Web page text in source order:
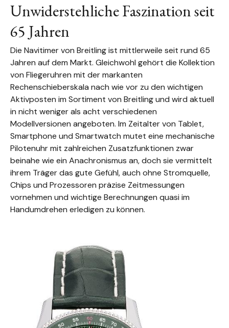
Unwiderstehliche Faszination seit
65 Jahren
Die Navitimer von Breitling ist mittlerweile seit rund 65
Jahren auf dem Markt. Gleichwohl gehört die Kollektion
von Fliegeruhren mit der markanten
Rechenschieberskala nach wie vor zu den wichtigen
Aktivposten im Sortiment von Breitling und wird aktuell
in nicht weniger als acht verschiedenen
Modellversionen angeboten. Im Zeitalter von Tablet,
Smartphone und Smartwatch mutet eine mechanische
Pilotenuhr mit zahlreichen Zusatzfunktionen zwar
beinahe wie ein Anachronismus an, doch sie vermittelt
ihrem Träger das gute Gefühl, auch ohne Stromquelle,
Chips und Prozessoren präzise Zeitmessungen
vornehmen und wichtige Berechnungen quasi im
Handumdrehen erledigen zu können.